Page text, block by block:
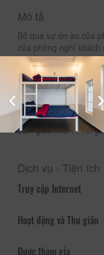
Mô tả
Bỏ qua sự ồn ào của
của phòng nghỉ khách
sẽ cảm nhận lại một
Thu, với chút se lạnh
đồi thông, với chút
chính vụ. Homestay
sạch sẽ, ấm cúng; với
nhà; với những khu
cảm giác như về với
Dịch vụ - Tiện ích
Truy cập Internet
Hoạt động và Thư giãn
Được tham gia